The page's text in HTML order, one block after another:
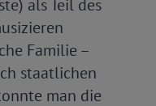
als Teil des
Familie –
staatlichen
man die